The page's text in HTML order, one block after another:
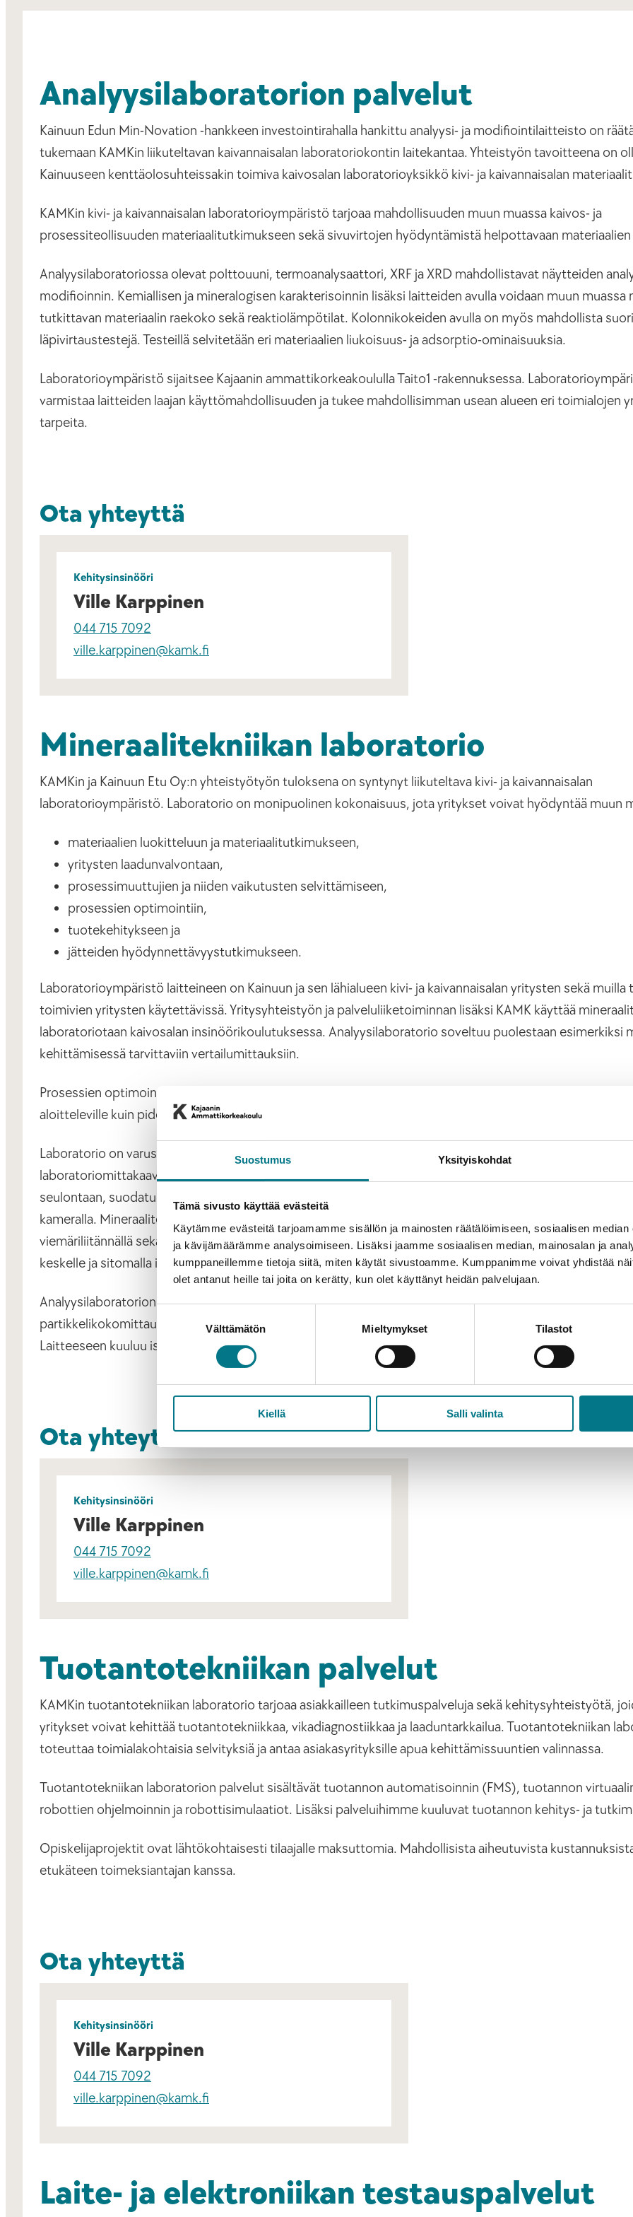
Suostumus Yksityiskohdat
Tämä sivusto käyttää evästeitä
Käytämme evästeitä tarjoamamme sisällön ja mainosten räätälöimiseen, sosiaalisen
ja kävijämäärämme analysoimiseen. Lisäksi jaamme sosiaalisen median, mainosalan ja
kumppaneillemme tietoja siitä, miten käytät sivustoamme. Kumppanimme voivat yhdistää
olet antanut heille tai joita on kerätty, kun olet käyttänyt heidän palvelujaan.
Välttämätön Mieltymykset Tilastot
Kiellä Salli valinta
Analyysilaboratorion palvelut
Kainuun Edun Min-Novation -hankkeen investointirahalla hankittu analyysi- ja modifiointilaitteisto on
tukemaan KAMKin liikuteltavan kaivannaisalan laboratoriokontin laitekantaa. Yhteistyön tavoitteena on
Kainuuseen kenttäolosuhteissakin toimiva kaivosalan laboratorioyksikkö kivi- ja kaivannaisalan
KAMKin kivi- ja kaivannaisalan laboratorioympäristö tarjoaa mahdollisuuden muun muassa kaivos- ja
prosessiteollisuuden materiaalitutkimukseen sekä sivuvirtojen hyödyntämistä helpottavaan
Analyysilaboratoriossa olevat polttouuni, termoanalysaattori, XRF ja XRD mahdollistavat näytteiden
modifioinnin. Kemiallisen ja mineralogisen karakterisoinnin lisäksi laitteiden avulla voidaan muun muassa
tutkittavan materiaalin raekoko sekä reaktiolämpötilat. Kolonnikokeiden avulla on myös mahdollista
läpivirtaustestejä. Testeillä selvitetään eri materiaalien liukoisuus- ja adsorptio-ominaisuuksia.
Laboratorioympäristö sijaitsee Kajaanin ammattikorkeakoululla Taito1 -rakennuksessa.
varmistaa laitteiden laajan käyttömahdollisuuden ja tukee mahdollisimman usean alueen eri toimialojen
tarpeita.
Ota yhteyttä
Kehitysinsinööri
Ville Karppinen
044 715 7092
ville.karppinen@kamk.fi
Mineraalitekniikan laboratorio
KAMKin ja Kainuun Etu Oy:n yhteistyötyön tuloksena on syntynyt liikuteltava kivi- ja kaivannaisalan
laboratorioympäristö. Laboratorio on monipuolinen kokonaisuus, jota yritykset voivat hyödyntää muun
materiaalien luokitteluun ja materiaalitutkimukseen,
yritysten laadunvalvontaan,
prosessimuuttujien ja niiden vaikutusten selvittämiseen,
prosessien optimointiin,
tuotekehitykseen ja
jätteiden hyödynnettävyystutkimukseen.
Laboratorioympäristö laitteineen on Kainuun ja sen lähialueen kivi- ja kaivannaisalan yritysten sekä muilla
toimivien yritysten käytettävissä. Yritysyhteistyön ja palveluliiketoiminnan lisäksi KAMK käyttää
laboratoriotaan kaivosalan insinöörikoulutuksessa. Analyysilaboratorio soveltuu puolestaan esimerkiksi
kehittämisessä tarvittaviin vertailumittauksiin.
Prosessien optimointi ja mittausten suorittaminen valmiissa testiympäristössä on kustannustehokas
aloitteleville kuin pidemmälle edenneille toimijoille, jotka haluavat kohdentaa omat resurssinsa
Laboratorio on varustettu kaivosteollisuuden mekaanisilla yksikköprosessointilaitteilla. Laboratoriosta
laboratoriomittakaavan laitteistoja murskaukseen, jauhatukseen, multiprosessointiin ja
seulontaan, suodatukseen ja vaahdotukseen. Laboratoriossa on myös lämpökaappi ja
kameralla. Mineraalitekniikan laboratorio sijaitsee liikuteltavassa kontissa, joka on varustettu sähkö-, vesi-
viemäriliitännällä sekä omalla lämmitysjärjestelmällä. Kontin siirto on vaivatonta – siirtämällä
keskelle ja sitomalla irtotavarat liinoin kontti on valmis nostettavaksi siirtolavalle ja kuljetettavaksi
Analyysilaboratorion yhteydessä sijaitsee multiprosessointilaitteisto (Hosokawa Alpine), jossa on
partikkelikokomittaus. Pystymme mittaamaan partikkelikoon ja säätämään luokittimen leikkausraja
Laitteeseen kuuluu iskumylly 50 ZPS, suihkumylly 100 AFG ja Luokitinyksikkö 50 ATP.
Ota yhteyttä
Kehitysinsinööri
Ville Karppinen
044 715 7092
ville.karppinen@kamk.fi
Tuotantotekniikan palvelut
KAMKin tuotantotekniikan laboratorio tarjoaa asiakkailleen tutkimuspalveluja sekä kehitysyhteistyötä,
yritykset voivat kehittää tuotantotekniikkaa, vikadiagnostiikkaa ja laaduntarkkailua. Tuotantotekniikan
toteuttaa toimialakohtaisia selvityksiä ja antaa asiakasyrityksille apua kehittämissuuntien valinnassa.
Tuotantotekniikan laboratorion palvelut sisältävät tuotannon automatisoinnin (FMS), tuotannon
robottien ohjelmoinnin ja robottisimulaatiot. Lisäksi palveluihimme kuuluvat tuotannon kehitys- ja
Opiskelijaprojektit ovat lähtökohtaisesti tilaajalle maksuttomia. Mahdollisista aiheutuvista
etukäteen toimeksiantajan kanssa.
Ota yhteyttä
Kehitysinsinööri
Ville Karppinen
044 715 7092
ville.karppinen@kamk.fi
Laite- ja elektroniikan testauspalvelut